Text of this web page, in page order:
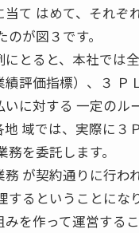
当て はめて、それぞ
が図３です。
とると、本社では
績評価指標）、３ Ｐ
に対する 一定のル
域では、実際に３
を委託します。
が契約通りに行わ
するということにな
を作って運営する